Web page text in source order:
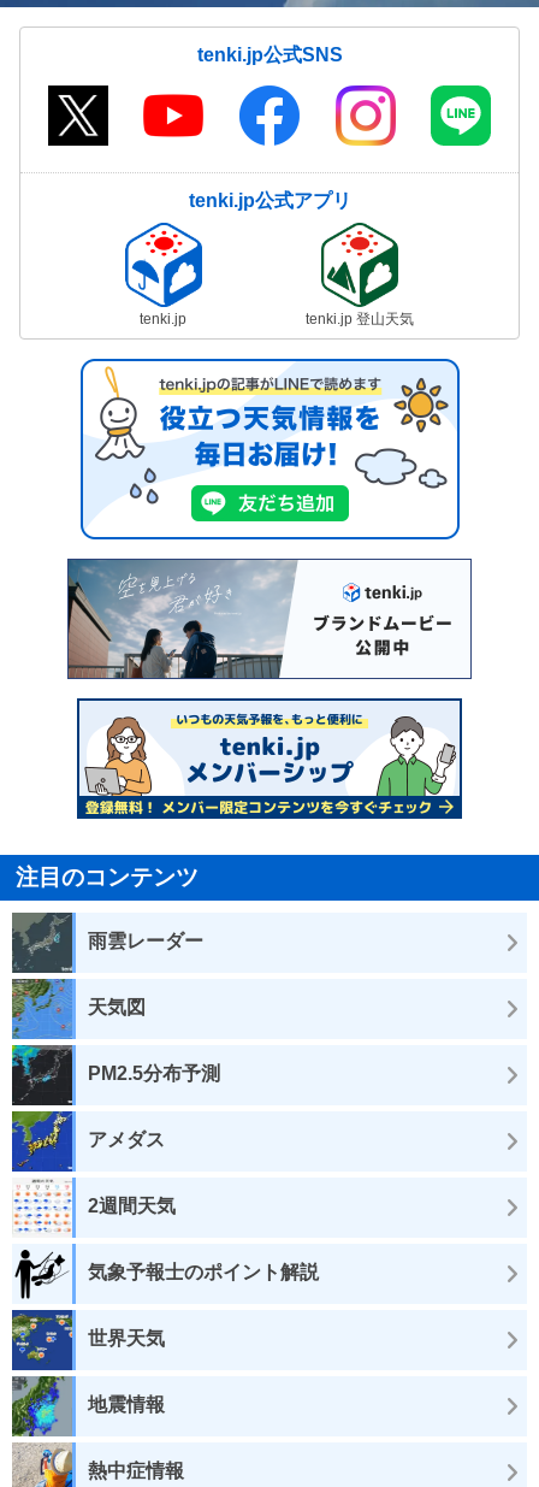
tenki.jp公式SNS
tenki.jp公式アプリ
tenki.jp tenki.jp 登山天気
注目のコンテンツ
雨雲レーダー
天気図
PM2.5分布予測
アメダス
2週間天気
気象予報士のポイント解説
世界天気
地震情報
熱中症情報